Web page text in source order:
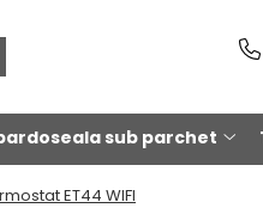
sub parchet
ET44 WIFI